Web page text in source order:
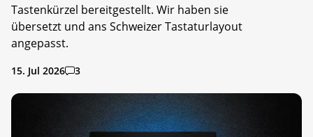
Tastenkürzel bereitgestellt. Wir haben sie
übersetzt und ans Schweizer Tastaturlayout
angepasst.
15. Jul 2026 3